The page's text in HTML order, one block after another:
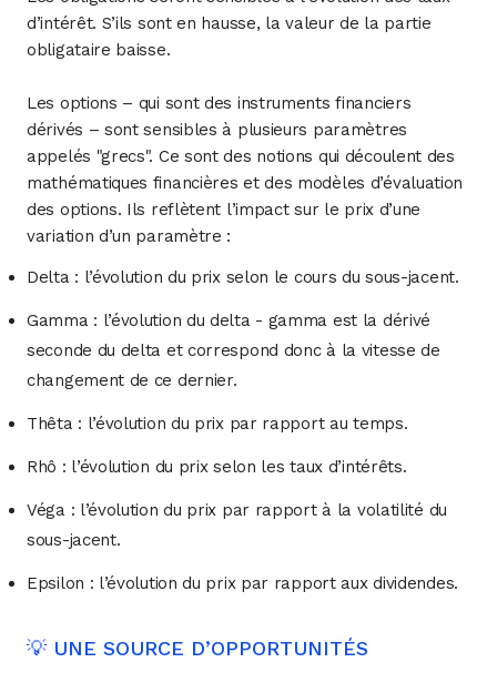
d’intérêt. S’ils sont en hausse, la valeur de la partie
obligataire baisse.
Les options – qui sont des instruments financiers
dérivés – sont sensibles à plusieurs paramètres
appelés "grecs". Ce sont des notions qui découlent des
mathématiques financières et des modèles d’évaluation
des options. Ils reflètent l’impact sur le prix d’une
variation d’un paramètre :
Delta : l’évolution du prix selon le cours du sous-jacent.
Gamma : l’évolution du delta - gamma est la dérivé
seconde du delta et correspond donc à la vitesse de
changement de ce dernier.
Thêta : l’évolution du prix par rapport au temps.
Rhô : l’évolution du prix selon les taux d’intérêts.
Véga : l’évolution du prix par rapport à la volatilité du
sous-jacent.
Epsilon : l’évolution du prix par rapport aux dividendes.
💡 UNE SOURCE D’OPPORTUNITÉS